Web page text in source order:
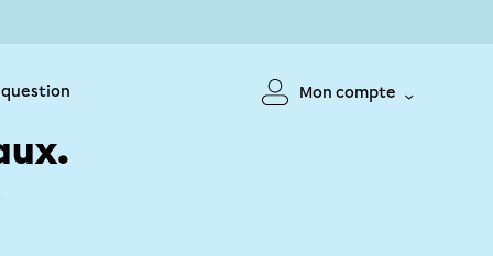
Mon compte